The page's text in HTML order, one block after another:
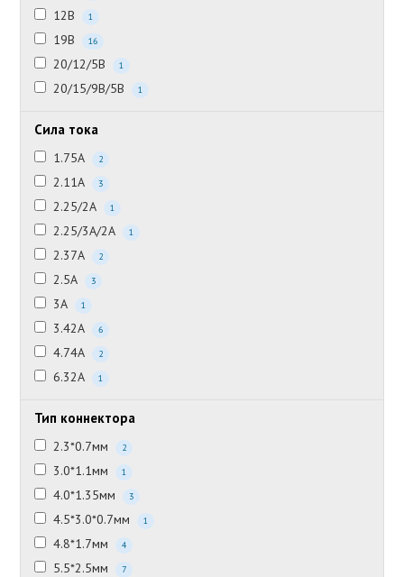
12В 1
19В 16
20/12/5В 1
20/15/9В/5В 1
Сила тока
1.75А 2
2.11А 3
2.25/2А 1
2.25/3А/2А 1
2.37А 2
2.5А 3
3А 1
3.42А 6
4.74А 2
6.32А 1
Тип коннектора
2.3*0.7мм 2
3.0*1.1мм 1
4.0*1.35мм 3
4.5*3.0*0.7мм 1
4.8*1.7мм 4
5.5*2.5мм 7